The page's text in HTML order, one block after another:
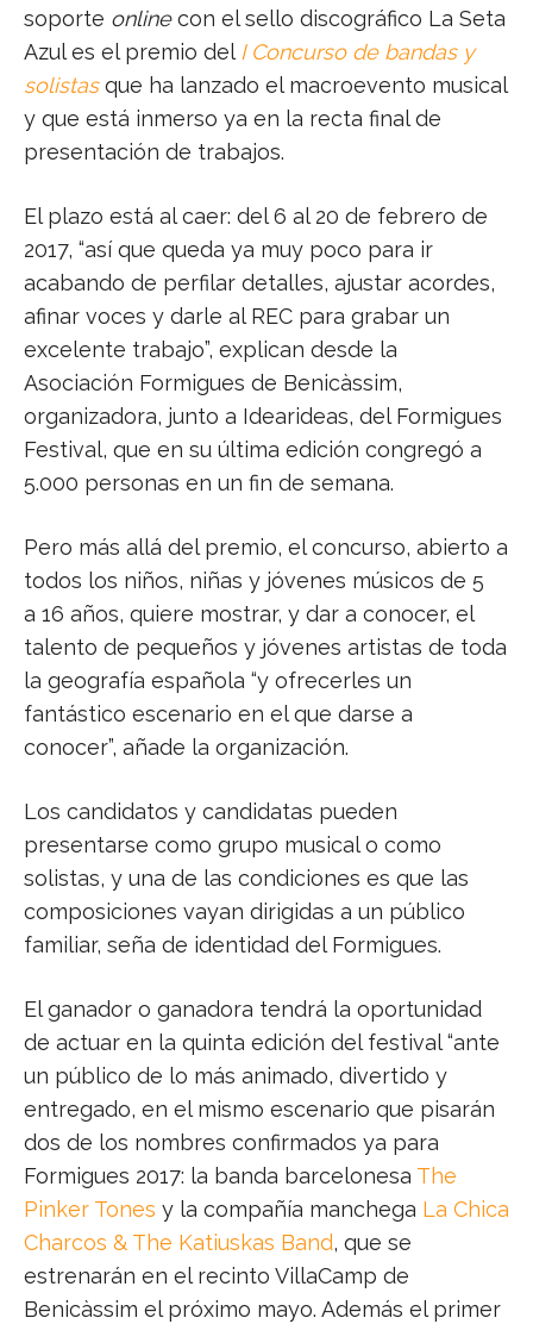
soporte onlinecon el sello discográfico La Seta
Azul es el premio delI Concurso de bandas y
solistasque ha lanzado el macroevento musical
y que está inmerso ya en la recta final de
presentación de trabajos.
El plazo está al caer: del 6 al 20 de febrero de
2017, “así que queda ya muy poco para ir
acabando de perfilar detalles, ajustar acordes,
afinar voces y darle al REC para grabar un
excelente trabajo”, explican desde la
Asociación Formigues de Benicàssim,
organizadora, junto a Idearideas, del Formigues
Festival, que en su última edición congregó a
5.000 personas en un fin de semana.
Pero más allá del premio, el concurso, abierto a
todos los niños, niñas y jóvenes músicos de 5
a 16 años, quiere mostrar, y dar a conocer, el
talento de pequeños y jóvenes artistas de toda
la geografía española “y ofrecerles un
fantástico escenario en el que darse a
conocer”, añade la organización.
Los candidatos y candidatas pueden
presentarse como grupo musical o como
solistas, y una de las condiciones es que las
composiciones vayan dirigidas a un público
familiar, seña de identidad del Formigues.
El ganador o ganadora tendrá la oportunidad
de actuar en la quinta edición del festival “ante
un público de lo más animado, divertido y
entregado, en el mismo escenario que pisarán
dos de los nombres confirmados ya para
Formigues 2017: la banda barcelonesa The
Pinker Tones y la compañía manchega La Chica
Charcos & The Katiuskas Band, que se
estrenarán en el recinto VillaCamp de
Benicàssim el próximo mayo. Además el primer